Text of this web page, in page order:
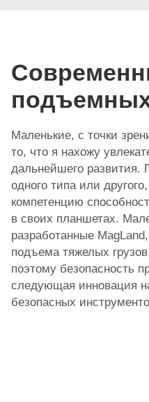
Маленькие, с точки
то, что я нахожу
дальнейшего развития.
одного типа или
компетенцию
в своих планшетах.
разработанные
подъема тяжелых
поэтому безопасность
следующая инновация
безопасных